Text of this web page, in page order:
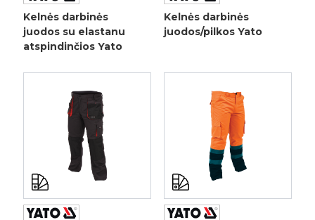
Kelnės darbinės
juodos su elastanu
atspindinčios Yato
Kelnės darbinės
juodos/pilkos Yato